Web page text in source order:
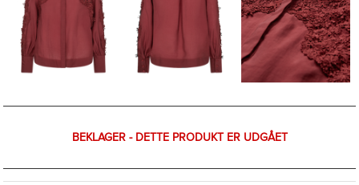
BEKLAGER - DETTE PRODUKT ER UDGÅET